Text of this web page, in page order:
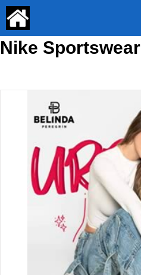
Saltar
contenido
Nike Sportswear